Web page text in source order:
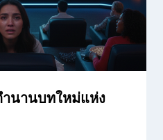
ำนานบทใหม่แห่ง